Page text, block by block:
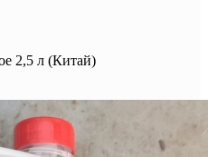
2,5 л (Китай)